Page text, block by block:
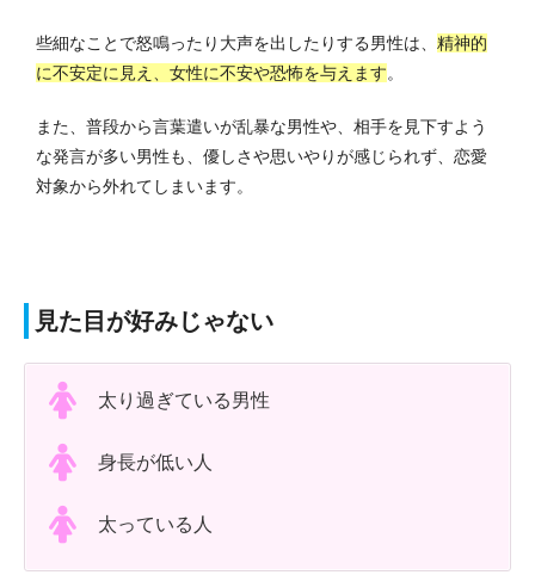
些細なことで怒鳴ったり大声を出したりする男性は、 精神的
に不安定に見え、女性に不安や恐怖を与えます。
また、普段から言葉遣いが乱暴な男性や、相手を見下すよう
な発言が多い男性も、優しさや思いやりが感じられず、恋愛
対象から外れてしまいます。
見た目が好みじゃない
太り過ぎている男性
身長が低い人
太っている人